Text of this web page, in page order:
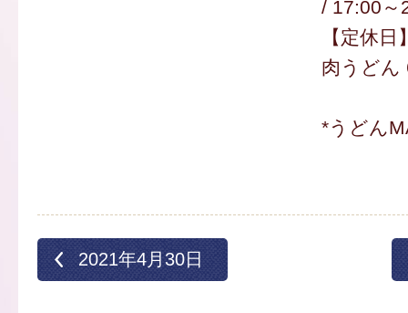
/ 17:00～
【定休
肉うどん
*うどん
2021年4月30日